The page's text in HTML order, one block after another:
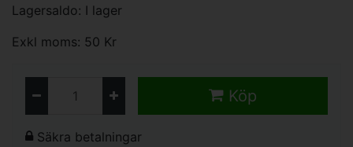
Lagersaldo: I lager
Exkl moms: 50 Kr
Köp
Säkra betalningar